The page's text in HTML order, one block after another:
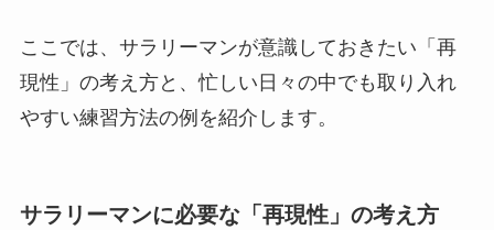
ここでは、サラリーマンが意識しておきたい「再
現性」の考え方と、忙しい日々の中でも取り入れ
やすい練習方法の例を紹介します。
サラリーマンに必要な「再現性」の考え方